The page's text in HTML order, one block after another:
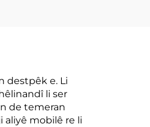
destpêk e. Li
li ser
de temeran
aliyê mobilê re li